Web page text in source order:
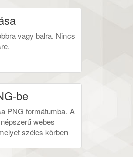
vagy balra. Nincs
be
PNG formátumba. A
webes
széles körben